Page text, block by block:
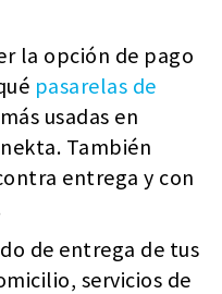
la opción de pago
pasarelas de
usadas en
También
entrega y con
de entrega de tus
servicios de